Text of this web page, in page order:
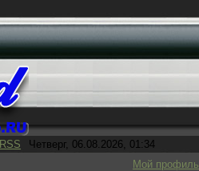
RSS
Четверг, 06.08.2026, 01:34
Мой профиль